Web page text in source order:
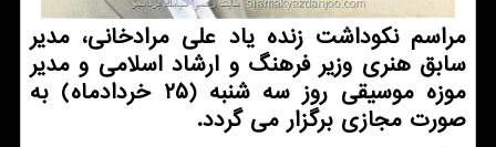
مراسم نکوداشت زنده یاد علی مرادخانی، مدیر
سابق هنری وزیر فرهنگ و ارشاد اسلامی و مدیر
موزه موسیقی روز سه شنبه (۲۵ خردادماه) به
صورت مجازی برگزار می گردد.